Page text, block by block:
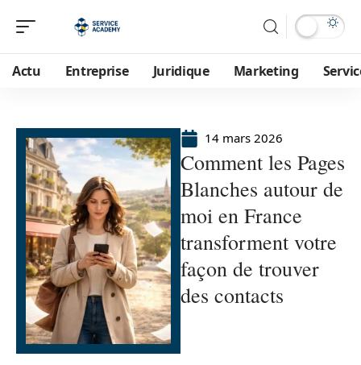
Actu Entreprise Juridique Marketing
14 mars 2026
Comment les Pages
Blanches autour de
moi en France
transforment votre
façon de trouver
des contacts